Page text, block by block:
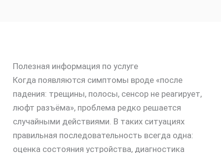
Полезная информация по услуге
Когда появляются симптомы вроде «после
падения: трещины, полосы, сенсор не реагирует,
люфт разъёма», проблема редко решается
случайными действиями. В таких ситуациях
правильная последовательность всегда одна:
оценка состояния устройства, диагностика